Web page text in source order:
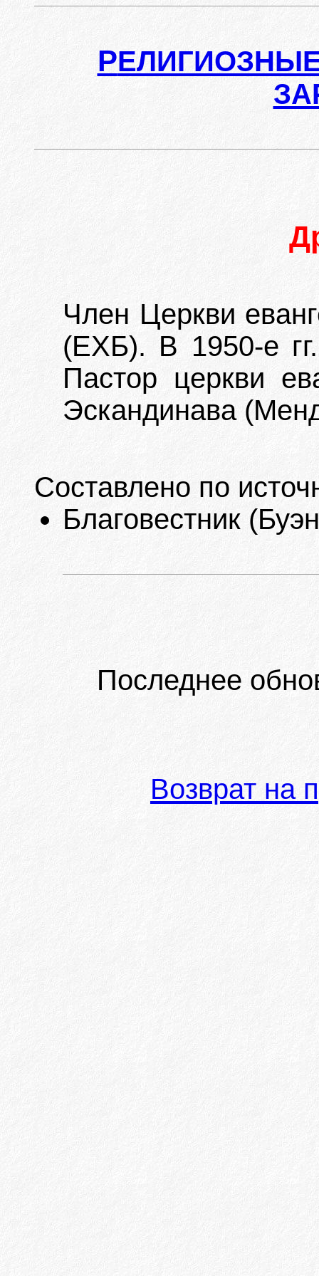
Р
Член Церкви
(ЕХБ). В 1950-е
Пастор церкви
Эскандинава
Составлено по
Благовестник
Последнее
Возврат на